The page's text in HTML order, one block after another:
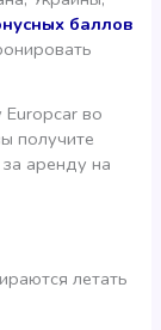
баллов
во
получите
аренду на
летать